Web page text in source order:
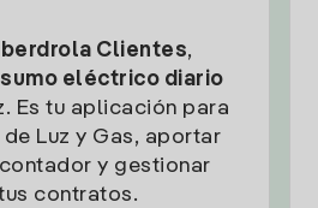
Clientes,
eléctrico diario
Es tu aplicación para
Luz y Gas, aportar
y gestionar
contratos.